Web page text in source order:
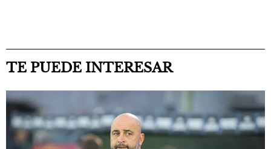
TE PUEDE INTERESAR